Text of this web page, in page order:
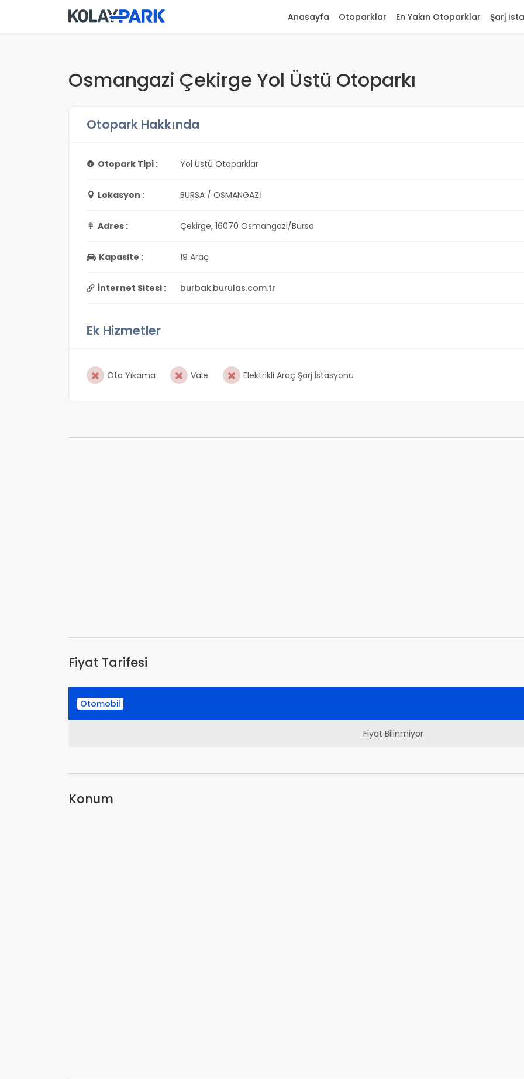
Anasayfa Otoparklar En Yakın Otoparklar Şarj
Osmangazi Çekirge Yol Üstü Otoparkı
Otopark Hakkında
Otopark Tipi : Yol Üstü Otoparklar
Lokasyon : BURSA / OSMANGAZİ
Adres : Çekirge, 16070 Osmangazi/Bursa
Kapasite : 19 Araç
İnternet Sitesi : burbak.burulas.com.tr
Ek Hizmetler
Oto Yıkama Vale Elektrikli Araç Şarj İstasyonu
Fiyat Tarifesi
Otomobil
Fiyat Bilinmiyor
Konum